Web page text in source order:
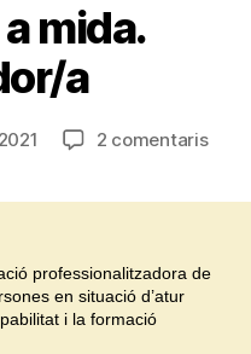
mida.
a
2 comentarisa
professionalitzadora de
en situació d’atur
i la formació